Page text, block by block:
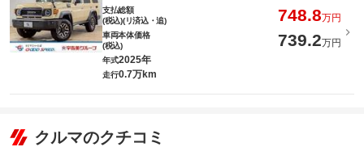
支払総額
(税込)(リ済込・追)
748.8万円
車両本体価格
(税込)
739.2万円
年式2025年
走行0.7万km
クルマのクチコミ